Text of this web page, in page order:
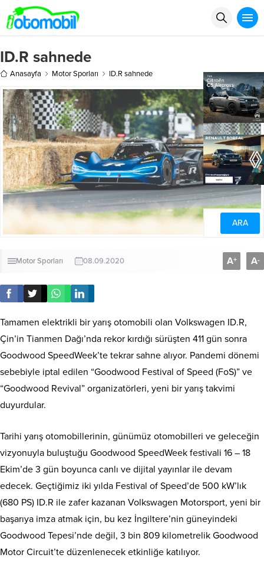
ID.R sahnede
Anasayfa Motor Sporları ID.R sahnede
Motor Sporları 08.09.2020 A+ A-
Tamamen elektrikli bir yarış otomobili olan Volkswagen ID.R,
Çin’in Tianmen Dağı’nda rekor kırdığı sürüşten 411 gün sonra
Goodwood SpeedWeek’te tekrar sahne alıyor. Pandemi dönemi
sebebiyle iptal edilen “Goodwood Festival of Speed (FoS)” ve
“Goodwood Revival” organizatörleri, yeni bir yarış takvimi
duyurdular.
Tarihi yarış otomobillerinin, günümüz otomobilleri ve geleceğin
vizyonuyla buluştuğu Goodwood SpeedWeek festivali 16 – 18
Ekim’de 3 gün boyunca canlı ve dijital yayınlar ile devam
edecek. Geçtiğimiz iki yılda Festival of Speed’de 500 kW’lık
(680 PS) ID.R ile zafer kazanan Volkswagen Motorsport, yeni bir
başarıya imza atmak için, bu kez İngiltere’nin güneyindeki
Goodwood Tepesi’nde değil, 3 bin 809 kilometrelik Goodwood
Motor Circuit’te düzenlenecek etkinliğe katılıyor.